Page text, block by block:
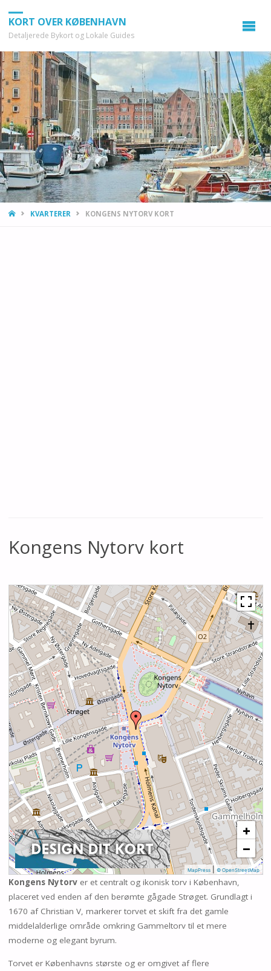
KORT OVER KØBENHAVN
Detaljerede Bykort og Lokale Guides
HOMEKVARTERER KONGENS NYTORV KORT
Kongens Nytorv kort
+
−
MapPress| © OpenStreetMap
Kongens Nytorver et centralt og ikonisk torv i København,
placeret ved enden af den berømte gågade Strøget. Grundlagt i
1670 af Christian V, markerer torvet et skift fra det gamle
middelalderlige område omkring Gammeltorv til et mere
moderne og elegant byrum.
Torvet er Københavns største og er omgivet af flere